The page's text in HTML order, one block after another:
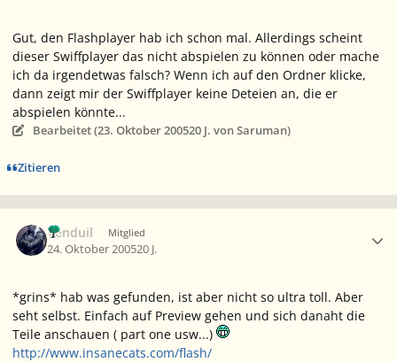
Gut, den Flashplayer hab ich schon mal. Allerdings scheint
dieser Swiffplayer das nicht abspielen zu können oder mache
ich da irgendetwas falsch? Wenn ich auf den Ordner klicke,
dann zeigt mir der Swiffplayer keine Deteien an, die er
abspielen könnte...
Bearbeitet (23. Oktober 200520 J. von Saruman)
Zitieren
Venduil Mitglied
24. Oktober 200520 J.
*grins* hab was gefunden, ist aber nicht so ultra toll. Aber
seht selbst. Einfach auf Preview gehen und sich danaht die
Teile anschauen ( part one usw...)
http://www.insanecats.com/flash/